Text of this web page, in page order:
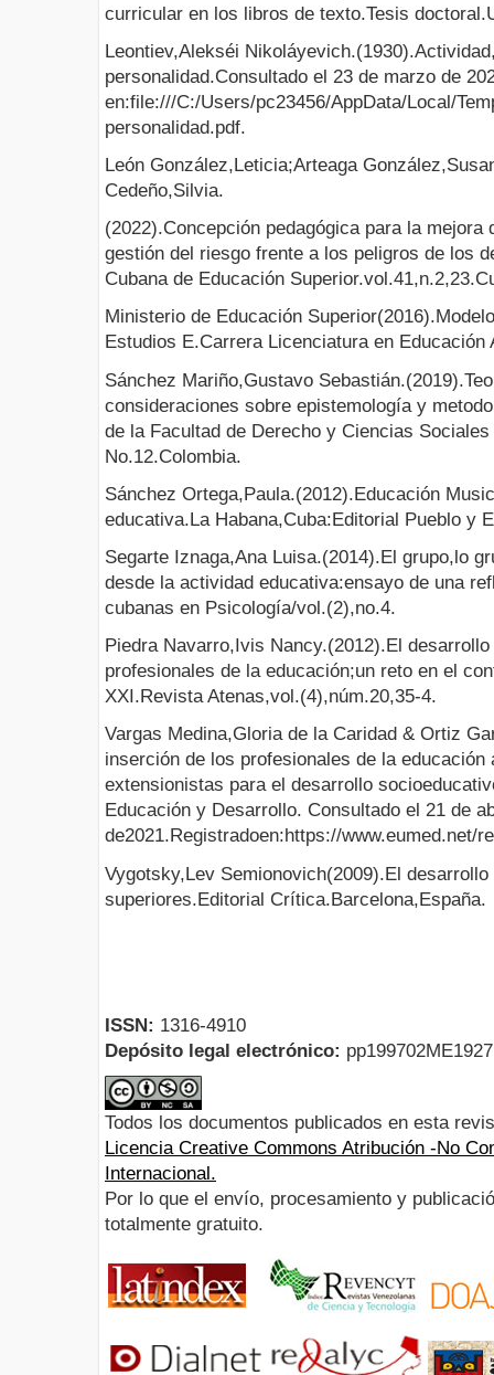
curricular en los libros de texto.Tesis
Leontiev,Alekséi
personalidad.Consultado el 23 de marzo de
en:file:///C:/Users/pc23456/AppData/Local/
personalidad.pdf.
León González,Leticia;Arteaga
Cedeño,Silvia.
(2022).Concepción pedagógica para la
gestión del riesgo frente a los peligros de los
Cubana de Educación
Ministerio de Educación
Estudios E.Carrera Licenciatura en Educación
Sánchez Mariño,Gustavo
consideraciones sobre epistemología y
de la Facultad de Derecho y Ciencias
No.12.Colombia.
Sánchez Ortega,Paula.(2012).Educación
educativa.La Habana,Cuba:Editorial Pueblo y
Segarte Iznaga,Ana Luisa.(2014).El grupo,lo
desde la actividad educativa:ensayo de una
cubanas en Psicología/vol.(2),no.4.
Piedra Navarro,Ivis Nancy.(2012).El
profesionales de la educación;un reto en el
XXI.Revista Atenas,vol.(4),núm.20,35-4.
Vargas Medina,Gloria de la Caridad & Ortiz
inserción de los profesionales de la
extensionistas para el desarrollo
Educación y Desarrollo. Consultado el 21 de
de2021.Registradoen:https://www.eumed.net/
Vygotsky,Lev Semionovich(2009).El
superiores.Editorial Crítica.Barcelona,España.
ISSN: 1316-4910
Depósito legal electrónico:
Todos los documentos publicados en esta
Licencia Creative Commons Atribución -No
Internacional.
Por lo que el envío, procesamiento y
totalmente gratuito.